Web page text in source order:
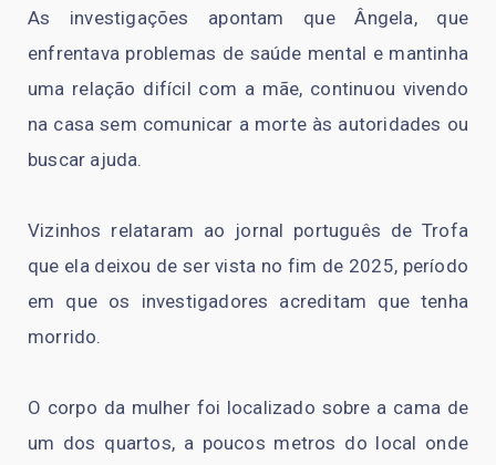
As investigações apontam que Ângela, que
enfrentava problemas de saúde mental e mantinha
uma relação difícil com a mãe, continuou vivendo
na casa sem comunicar a morte às autoridades ou
buscar ajuda.
Vizinhos relataram ao jornal português de Trofa
que ela deixou de ser vista no fim de 2025, período
em que os investigadores acreditam que tenha
morrido.
O corpo da mulher foi localizado sobre a cama de
um dos quartos, a poucos metros do local onde